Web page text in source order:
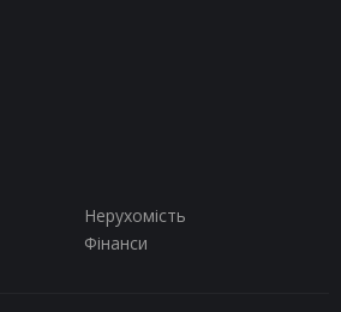
Нерухомість
Фінанси